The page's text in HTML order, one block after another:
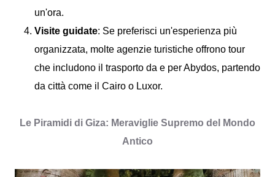
un'ora.
Visite guidate: Se preferisci un'esperienza più
organizzata, molte agenzie turistiche offrono tour
che includono il trasporto da e per Abydos, partendo
da città come il Cairo o Luxor.
Le Piramidi di Giza: Meraviglie Supremo del Mondo
Antico